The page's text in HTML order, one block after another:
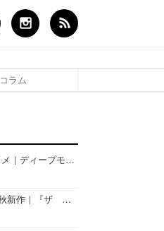
コラム
ニベア26年秋新作コスメ｜ディープモイスチャーリップの美容液タイプや2in1ボディクリームスクラブも
KATE（ケイト）26年秋新作｜『ザ アイカラー』に白みベージュ系淡色カラーが登場！新3色をレビュー